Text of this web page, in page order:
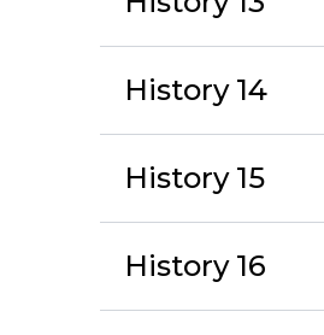
History 14
History 15
History 16